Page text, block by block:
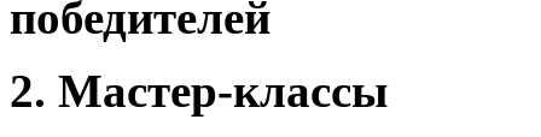
победителей
2. Мастер-классы